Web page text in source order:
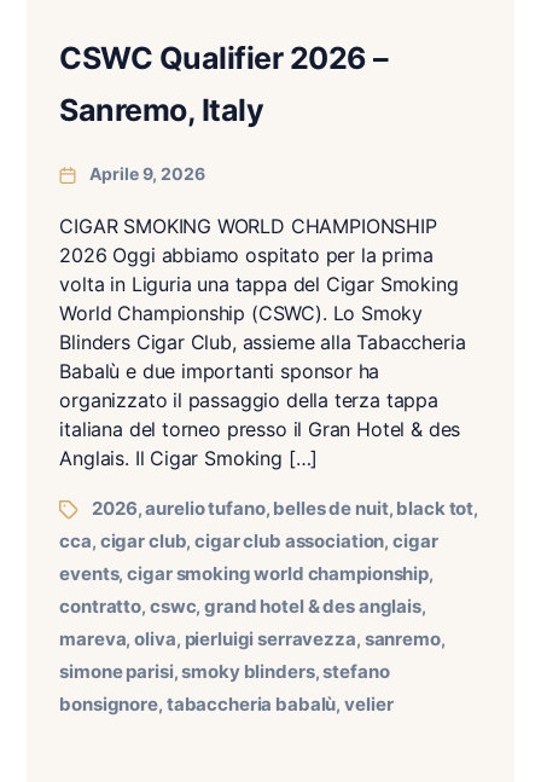
CSWC Qualifier 2026 –
Sanremo, Italy
Aprile 9, 2026
CIGAR SMOKING WORLD CHAMPIONSHIP
2026 Oggi abbiamo ospitato per la prima
volta in Liguria una tappa del Cigar Smoking
World Championship (CSWC). Lo Smoky
Blinders Cigar Club, assieme alla Tabaccheria
Babalù e due importanti sponsor ha
organizzato il passaggio della terza tappa
italiana del torneo presso il Gran Hotel & des
Anglais. Il Cigar Smoking […]
2026,aurelio tufano, belles de nuit, black tot,
cca, cigar club,cigar club association,cigar
events,cigar smoking world championship,
contratto, cswc,grand hotel & des anglais,
mareva,oliva, pierluigi serravezza, sanremo,
simone parisi,smoky blinders,stefano
bonsignore, tabaccheria babalù,velier